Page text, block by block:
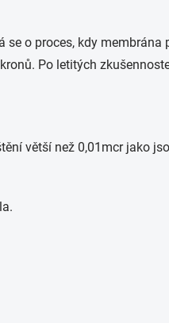
se o proces, kdy membrána
Po letitých
větší než 0,01mcr jako